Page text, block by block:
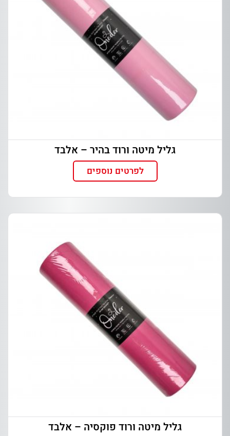
גליל מיטה ורוד בהיר – אלבד
לפרטים נוספים
גליל מיטה ורוד פוקסיה – אלבד